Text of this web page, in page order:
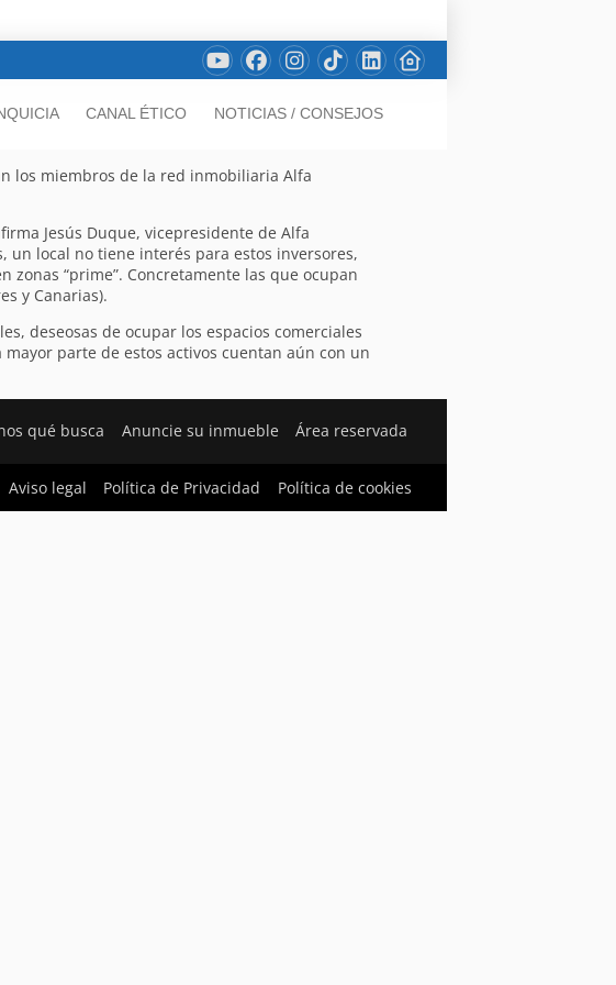
CANAL ÉTICO NOTICIAS / CONSEJOS
los miembros de la red inmobiliaria Alfa
Jesús Duque, vicepresidente de Alfa
un local no tiene interés para estos inversores,
“prime”. Concretamente las que ocupan
y Canarias).
deseosas de ocupar los espacios comerciales
parte de estos activos cuentan aún con un
qué busca Anuncie su inmueble Área reservada
Aviso legal Política de Privacidad Política de cookies